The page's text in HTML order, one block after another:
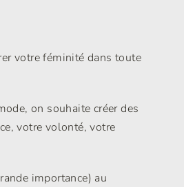
votre féminité dans toute
on souhaite créer des
votre volonté, votre
importance) au